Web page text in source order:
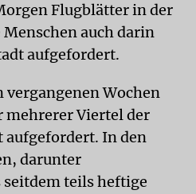
Flugblätter in der
auch darin
aufgefordert.
vergangenen Wochen
mehrerer Viertel der
aufgefordert. In den
darunter
seitdem teils heftige